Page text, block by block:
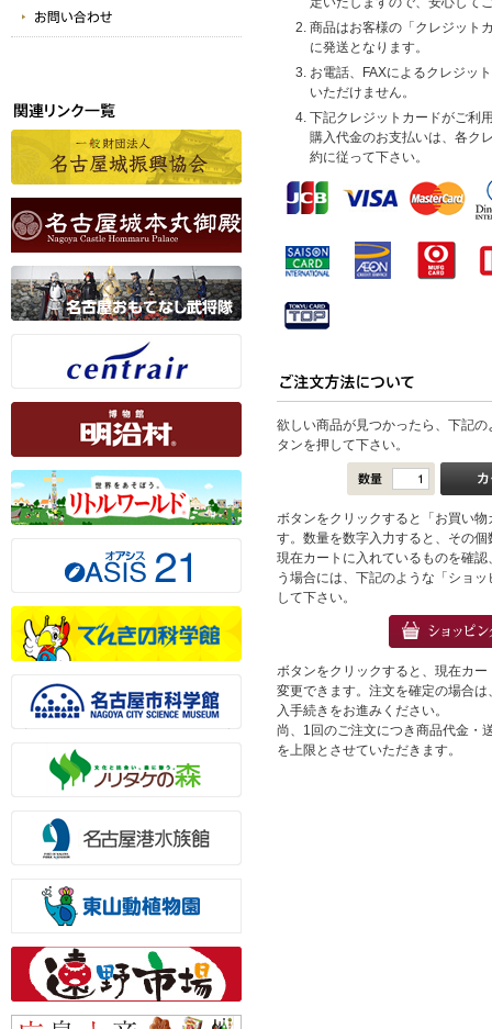
商品はお客様の「クレジット
に発送となります。
お電話、FAXによるクレジッ
いただけません。
下記クレジットカードがご利
購入代金のお支払いは、各ク
約に従って下さい。
欲しい商品が見つかったら、下記
タンを押して下さい。
ボタンをクリックすると「お買い
す。数量を数字入力すると、その
現在カートに入れているものを確
う場合には、下記のような「ショ
して下さい。
ボタンをクリックすると、現在カ
変更できます。注文を確定の場合
入手続きをお進みください。
尚、1回のご注文につき商品代金・
を上限とさせていただきます。